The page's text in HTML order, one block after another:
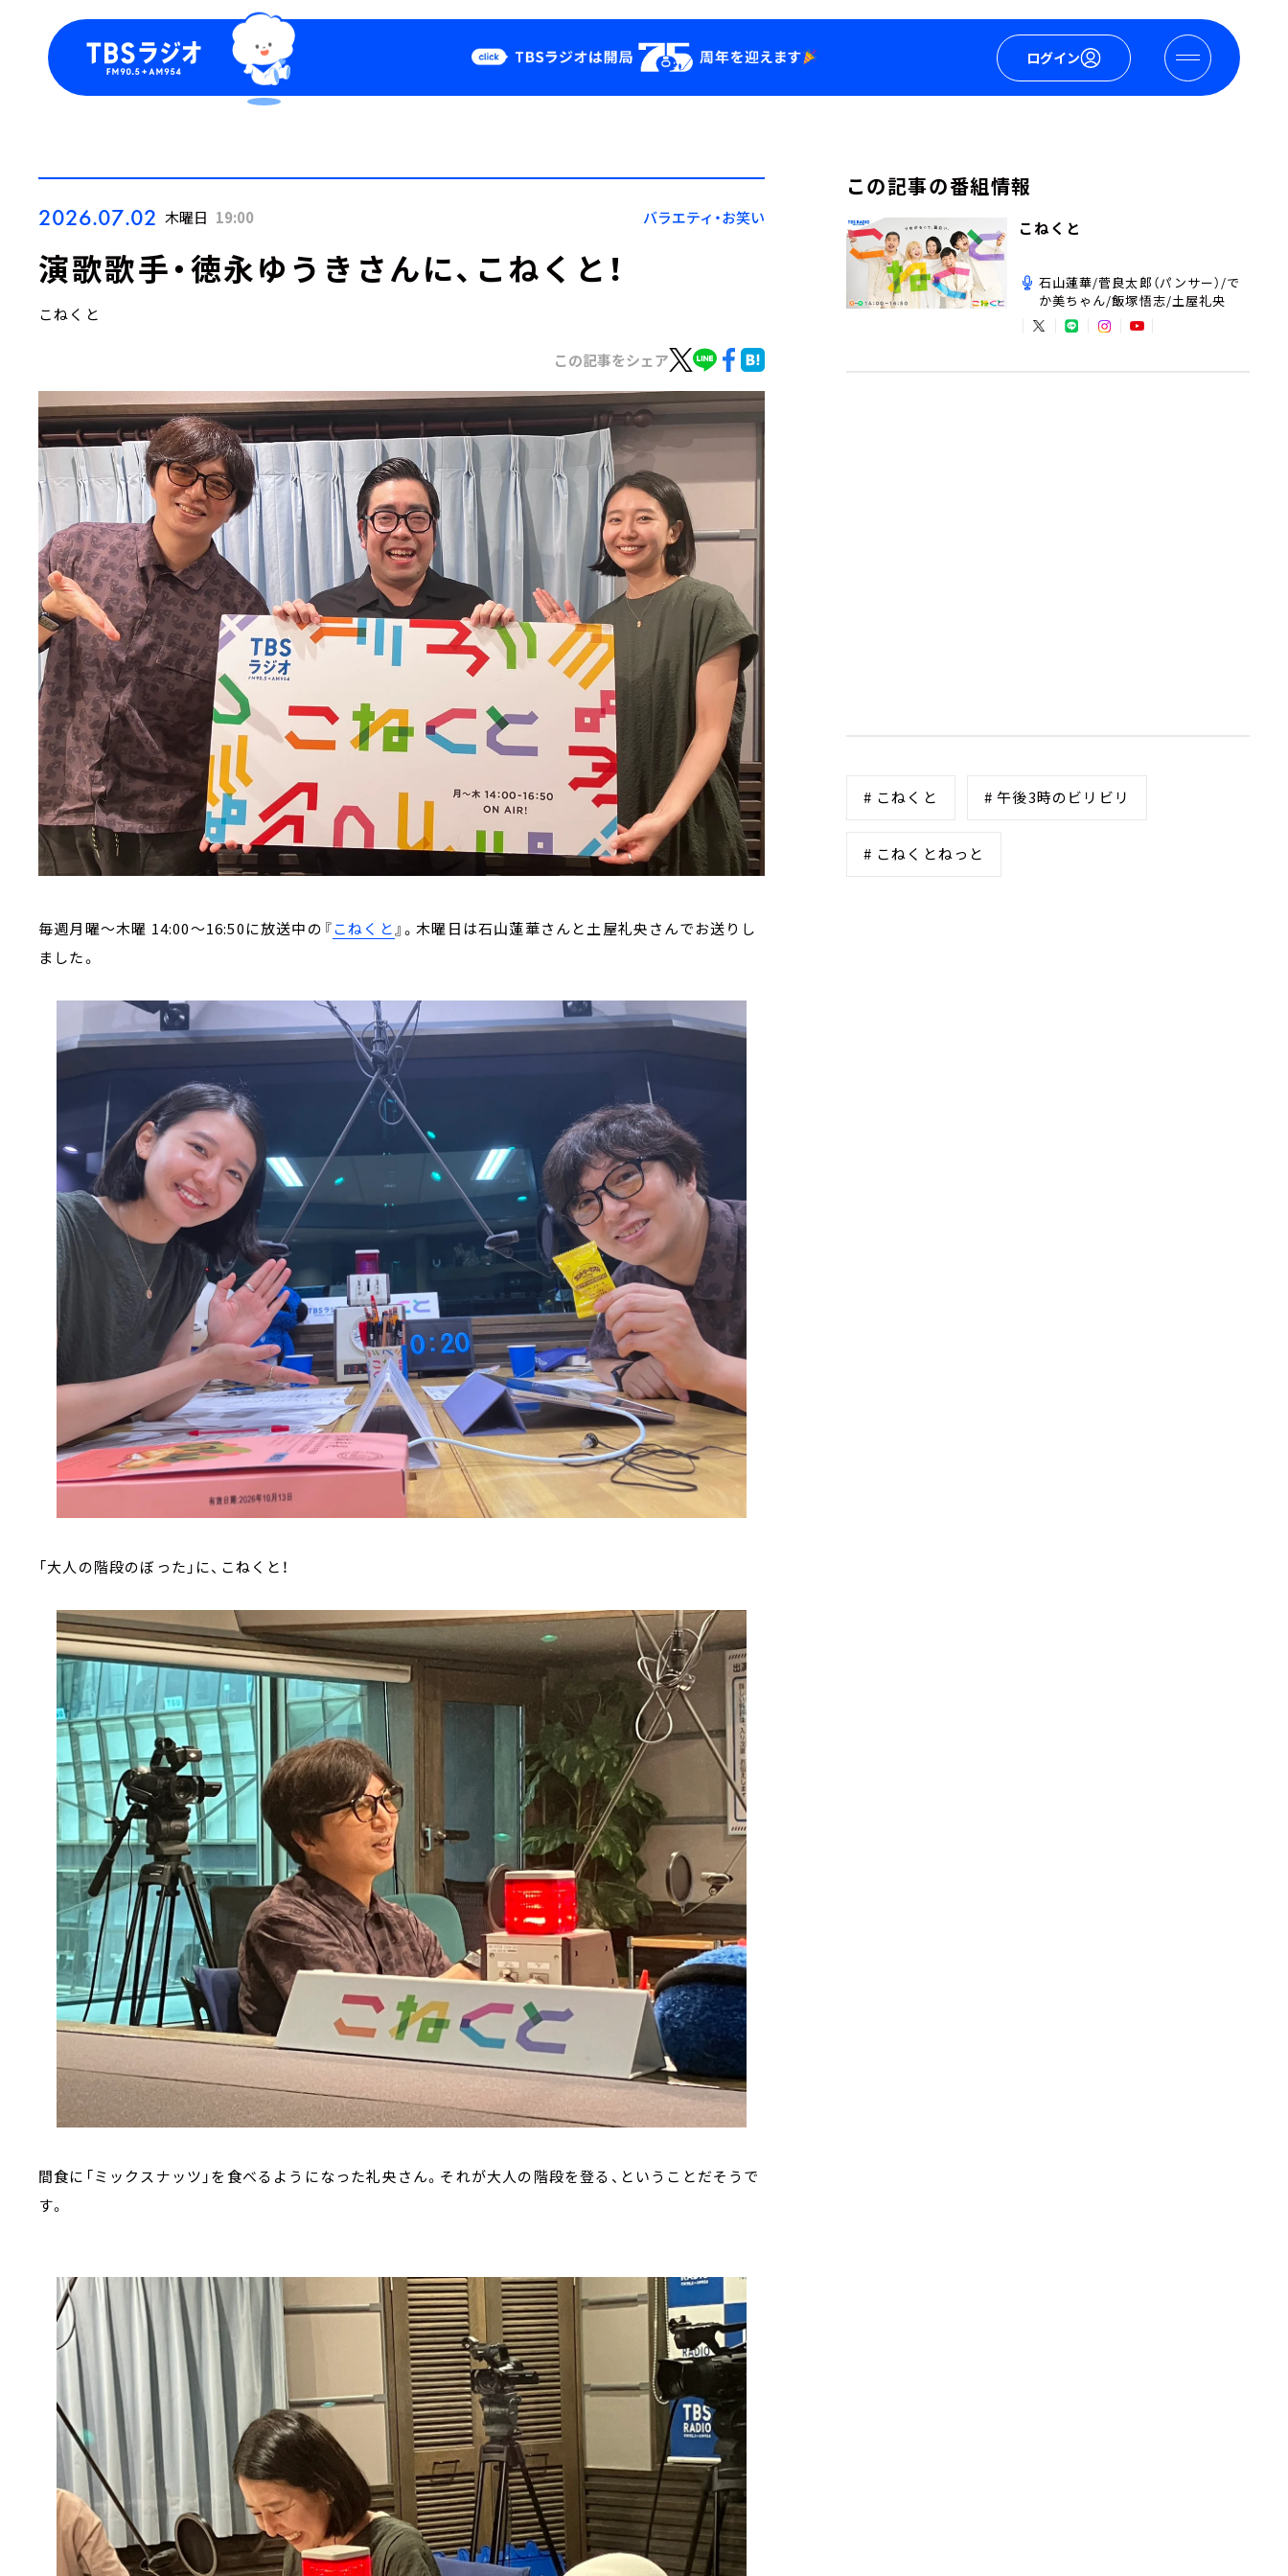
ログイン
Podcast
YouTube
会社情報
2026.07.02 木曜日 19:00 バラエティ・お笑い
演歌歌手・徳永ゆうきさんに、こねくと！
こねくと
この記事をシェア
毎週月曜～木曜 14:00～16:50に放送中の『こねくと 』。木曜日は石山蓮華さんと土屋礼央さんでお送りし
ました。
「大人の階段のぼった」に、こねくと！
間食に「ミックスナッツ」を食べるようになった礼央さん。それが大人の階段を登る、ということだそうで
す。
この記事の番組情報
こねくと
石山蓮華/菅良太郎（パンサー）/で
か美ちゃん/飯塚悟志/土屋礼央
# こねくと # 午後3時のビリビリ
# こねくとねっと